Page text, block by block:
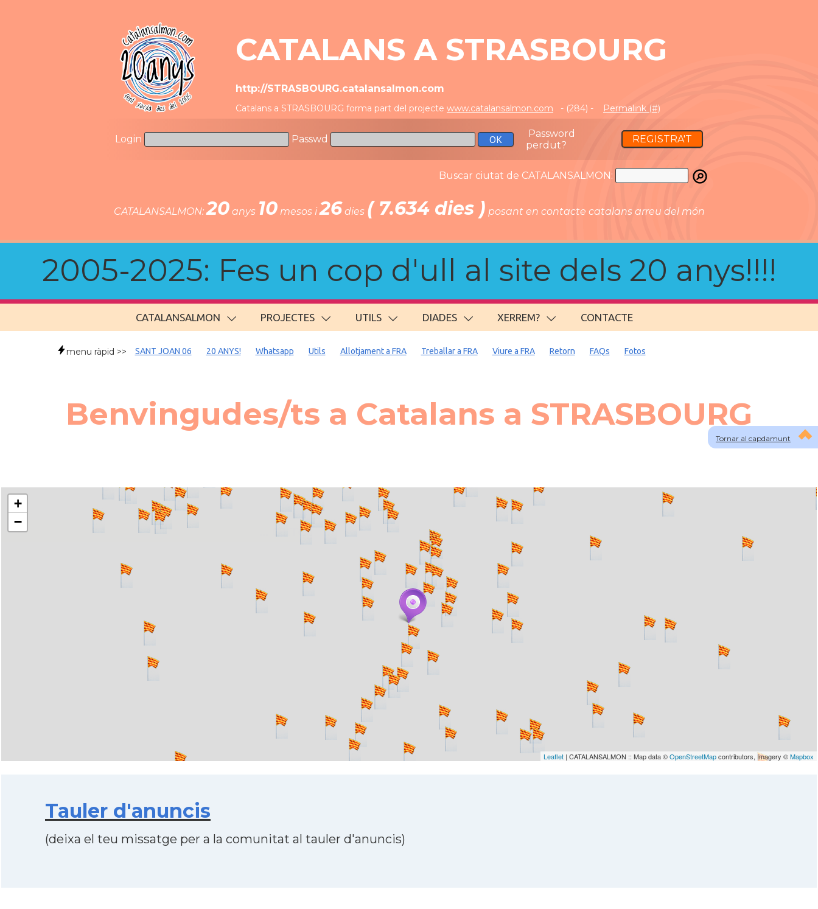
CATALANS A STRASBOURG
http://STRASBOURG.catalansalmon.com
Catalans a STRASBOURG forma part del projecte www.catalansalmon.com - (284) - Permalink (#)
Login Passwd
Password
perdut?
REGISTRA'T
Buscar ciutat de CATALANSALMON:
CATALANSALMON:20anys 10mesos i26dies ( 7.634 dies ) posant en contacte catalans arreu del món
2005-2025: Fes un cop d'ull al site dels 20 anys!!!!
CATALANSALMON PROJECTES UTILS DIADES XERREM? CONTACTE
Tornar al capdamunt
menu ràpid >> SANT JOAN 06 20 ANYS! Whatsapp Utils Allotjament a FRA Treballar a FRA Viure a FRA Retorn FAQs Fotos
Benvingudes/ts a Catalans a STRASBOURG
... carregant 484 webs... un moment si us plau
+
−
Leaflet | CATALANSALMON :: Map data ©OpenStreetMapcontributors, Imagery ©Mapbox
Tauler d'anuncis
(deixa el teu missatge per a la comunitat al tauler d'anuncis)